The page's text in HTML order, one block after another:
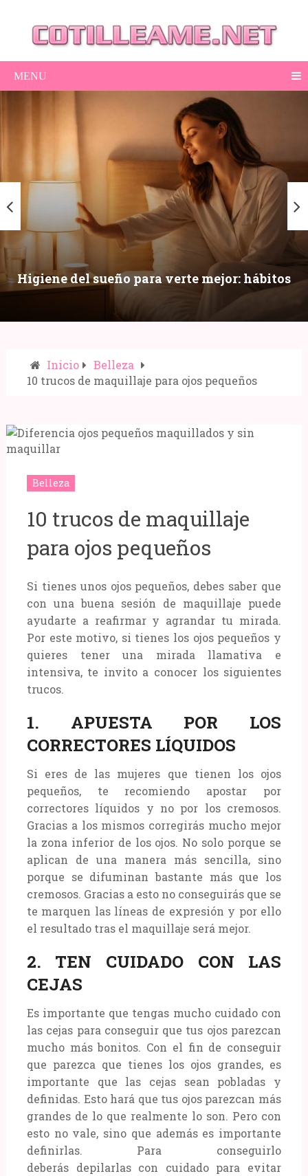
MENU
Higiene del sueño para verte mejor: hábitos
nocturnos que mejoran piel, ojeras y energía
Inicio
Belleza
10 trucos de maquillaje para ojos pequeños
Belleza
10 trucos de maquillaje
para ojos pequeños
Si tienes unos ojos pequeños, debes saber que
con una buena sesión de maquillaje puede
ayudarte a reafirmar y agrandar tu mirada.
Por este motivo, si tienes los ojos pequeños y
quieres tener una mirada llamativa e
intensiva, te invito a conocer los siguientes
trucos.
1. APUESTA POR LOS
CORRECTORES LÍQUIDOS
Si eres de las mujeres que tienen los ojos
pequeños, te recomiendo apostar por
correctores líquidos y no por los cremosos.
Gracias a los mismos corregirás mucho mejor
la zona inferior de los ojos. No solo porque se
aplican de una manera más sencilla, sino
porque se difuminan bastante más que los
cremosos. Gracias a esto no conseguirás que se
te marquen las líneas de expresión y por ello
el resultado tras el maquillaje será mejor.
2. TEN CUIDADO CON LAS
CEJAS
Es importante que tengas mucho cuidado con
las cejas para conseguir que tus ojos parezcan
mucho más bonitos. Con el fin de conseguir
que parezca que tienes los ojos grandes, es
importante que las cejas sean pobladas y
definidas. Esto hará que tus ojos parezcan más
grandes de lo que realmente lo son. Pero con
esto no vale, sino que además es importante
definirlas. Para conseguirlo
deberás depilarlas con cuidado para evitar